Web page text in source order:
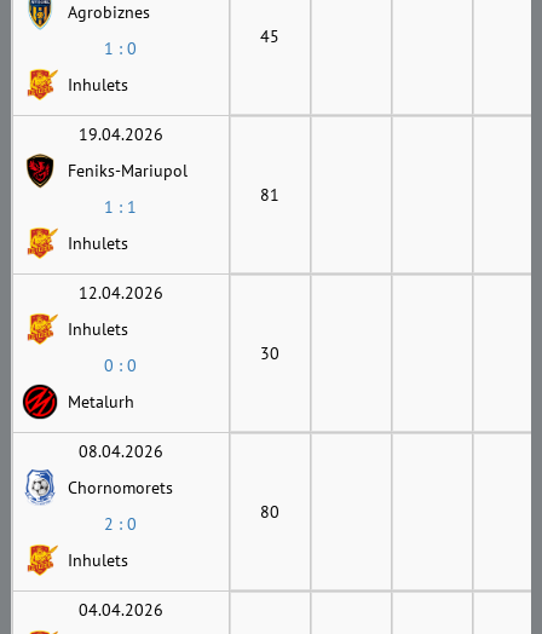
Agrobiznes
1 : 0
Inhulets
45
19.04.2026
Feniks-Mariupol
1 : 1
Inhulets
81
12.04.2026
Inhulets
0 : 0
Metalurh
30
08.04.2026
Chornomorets
2 : 0
Inhulets
80
04.04.2026